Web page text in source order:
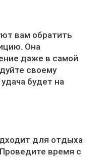
вам обратить
Она
даже в самой
своему
будет на
для отдыха
время с